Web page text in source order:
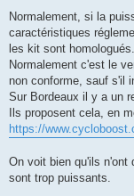
s
a
g
Normalement, si la
caractéristiques
les kit sont homologués.
Normalement c'est le
non conforme, sauf s'il
Sur Bordeaux il y a un
Ils proposent cela, en
https://
On voit bien qu'ils n'ont
sont trop puissants.